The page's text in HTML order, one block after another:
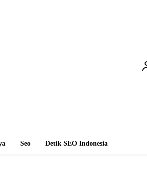
Seo Detik SEO Indonesia